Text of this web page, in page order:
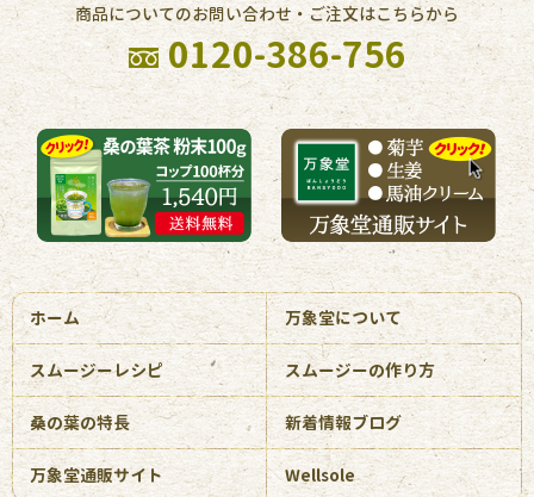
商品についてのお問い合わせ・ご注文はこちらから
0120-386-756
ホーム 万象堂について
スムージーレシピ スムージーの作り方
桑の葉の特長 新着情報ブログ
万象堂通販サイト Wellsole